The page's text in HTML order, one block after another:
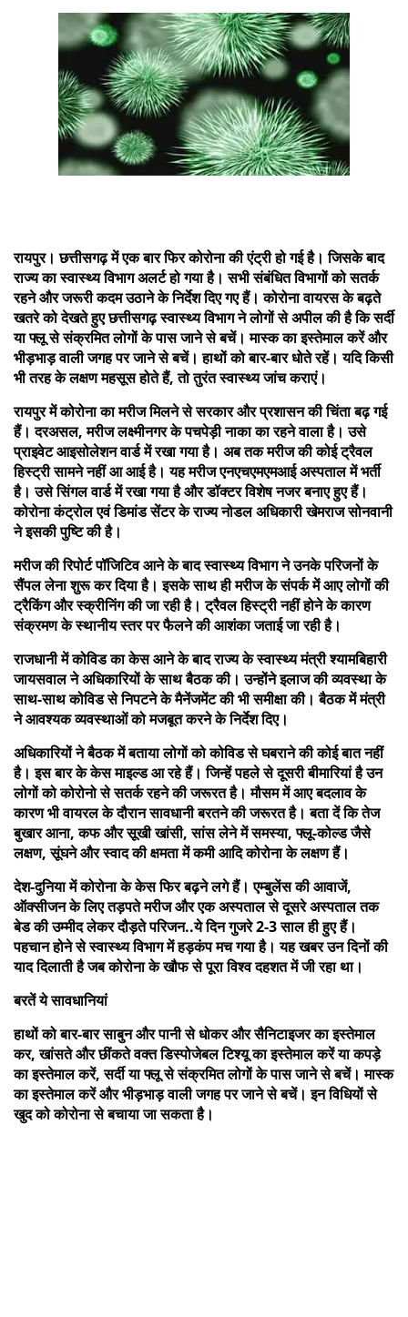
रायपुर। छत्तीसगढ़ में एक बार फिर कोरोना की एंट्री हो गई है। जिसके बाद
राज्य का स्वास्थ्य विभाग अलर्ट हो गया है। सभी संबंधित विभागों को सतर्क
रहने और जरूरी कदम उठाने के निर्देश दिए गए हैं। कोरोना वायरस के बढ़ते
खतरे को देखते हुए छत्तीसगढ़ स्वास्थ्य विभाग ने लोगों से अपील की है कि सर्दी
या फ्लू से संक्रमित लोगों के पास जाने से बचें। मास्क का इस्तेमाल करें और
भीड़भाड़ वाली जगह पर जाने से बचें। हाथों को बार-बार धोते रहें। यदि किसी
भी तरह के लक्षण महसूस होते हैं, तो तुरंत स्वास्थ्य जांच कराएं।
रायपुर में कोरोना का मरीज मिलने से सरकार और प्रशासन की चिंता बढ़ गई
हैं। दरअसल, मरीज लक्ष्मीनगर के पचपेड़ी नाका का रहने वाला है। उसे
प्राइवेट आइसोलेशन वार्ड में रखा गया है। अब तक मरीज की कोई ट्रैवल
हिस्ट्री सामने नहीं आ आई है। यह मरीज एनएचएमएमआई अस्पताल में भर्ती
है। उसे सिंगल वार्ड में रखा गया है और डॉक्टर विशेष नजर बनाए हुए हैं।
कोरोना कंट्रोल एवं डिमांड सेंटर के राज्य नोडल अधिकारी खेमराज सोनवानी
ने इसकी पुष्टि की है।
मरीज की रिपोर्ट पॉजिटिव आने के बाद स्वास्थ्य विभाग ने उनके परिजनों के
सैंपल लेना शुरू कर दिया है। इसके साथ ही मरीज के संपर्क में आए लोगों की
ट्रैकिंग और स्क्रीनिंग की जा रही है। ट्रैवल हिस्ट्री नहीं होने के कारण
संक्रमण के स्थानीय स्तर पर फैलने की आशंका जताई जा रही है।
राजधानी में कोविड का केस आने के बाद राज्य के स्वास्थ्य मंत्री श्यामबिहारी
जायसवाल ने अधिकारियों के साथ बैठक की। उन्होंने इलाज की व्यवस्था के
साथ-साथ कोविड से निपटने के मैनेंजमेंट की भी समीक्षा की। बैठक में मंत्री
ने आवश्यक व्यवस्थाओं को मजबूत करने के निर्देश दिए।
अधिकारियों ने बैठक में बताया लोगों को कोविड से घबराने की कोई बात नहीं
है। इस बार के केस माइल्ड आ रहे हैं। जिन्हें पहले से दूसरी बीमारियां है उन
लोगों को कोरोनो से सतर्क रहने की जरूरत है। मौसम में आए बदलाव के
कारण भी वायरल के दौरान सावधानी बरतने की जरूरत है। बता दें कि तेज
बुखार आना, कफ और सूखी खांसी, सांस लेने में समस्या, फ्लू-कोल्ड जैसे
लक्षण, सूंघने और स्वाद की क्षमता में कमी आदि कोरोना के लक्षण हैं।
देश-दुनिया में कोरोना के केस फिर बढ़ने लगे हैं। एम्बुलेंस की आवाजें,
ऑक्सीजन के लिए तड़पते मरीज और एक अस्पताल से दूसरे अस्पताल तक
बेड की उम्मीद लेकर दौड़ते परिजन..ये दिन गुजरे 2-3 साल ही हुए हैं।
पहचान होने से स्वास्थ्य विभाग में हड़कंप मच गया है। यह खबर उन दिनों की
याद दिलाती है जब कोरोना के खौफ से पूरा विश्व दहशत में जी रहा था।
बरतें ये सावधानियां
हाथों को बार-बार साबुन और पानी से धोकर और सैनिटाइजर का इस्तेमाल
कर, खांसते और छींकते वक्त डिस्पोजेबल टिश्यू का इस्तेमाल करें या कपड़े
का इस्तेमाल करें, सर्दी या फ्लू से संक्रमित लोगों के पास जाने से बचें। मास्क
का इस्तेमाल करें और भीड़भाड़ वाली जगह पर जाने से बचें। इन विधियों से
खुद को कोरोना से बचाया जा सकता है।